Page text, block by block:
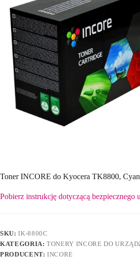
Toner INCORE do Kyocera TK8800,
Pobierz instrukcję dotyczącą bezpiecznego
SKU:IK-8800C
KATEGORIA:TONERY INCORE DO
PRODUCENT:INCORE